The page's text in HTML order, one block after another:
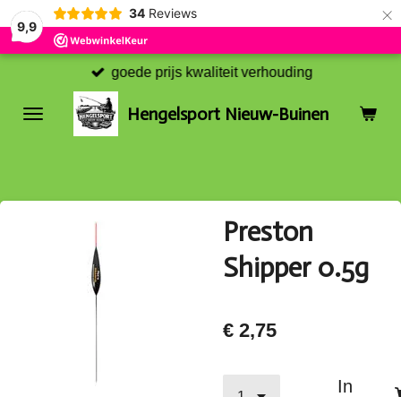
9,9
34 Reviews ×
Hengelsport Nieuw-Buinen
goede prijs kwaliteit verhouding
Preston
Shipper 0.5g
€ 2,75
In